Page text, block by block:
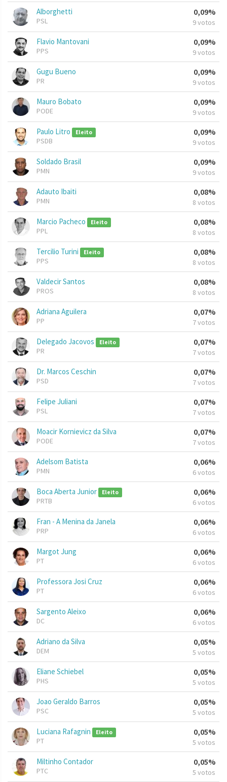
Alborghetti
PSL
0,09%
9 votos
Flavio Mantovani
PPS
0,09%
9 votos
Gugu Bueno
PR
0,09%
9 votos
Mauro Bobato
PODE
0,09%
9 votos
Paulo Litro Eleito
PSDB
0,09%
9 votos
Soldado Brasil
PMN
0,09%
9 votos
Adauto Ibaiti
PMN
0,08%
8 votos
Marcio Pacheco Eleito
PPL
0,08%
8 votos
Tercilio Turini Eleito
PPS
0,08%
8 votos
Valdecir Santos
PROS
0,08%
8 votos
Adriana Aguilera
PP
0,07%
7 votos
Delegado Jacovos Eleito
PR
0,07%
7 votos
Dr. Marcos Ceschin
PSD
0,07%
7 votos
Felipe Juliani
PSL
0,07%
7 votos
Moacir Kornievicz da Silva
PODE
0,07%
7 votos
Adelsom Batista
PMN
0,06%
6 votos
Boca Aberta Junior Eleito
PRTB
0,06%
6 votos
Fran - A Menina da Janela
PRP
0,06%
6 votos
Margot Jung
PT
0,06%
6 votos
Professora Josi Cruz
PT
0,06%
6 votos
Sargento Aleixo
DC
0,06%
6 votos
Adriano da Silva
DEM
0,05%
5 votos
Eliane Schiebel
PHS
0,05%
5 votos
Joao Geraldo Barros
PSC
0,05%
5 votos
Luciana Rafagnin Eleito
PT
0,05%
5 votos
Miltinho Contador
PTC
0,05%
5 votos